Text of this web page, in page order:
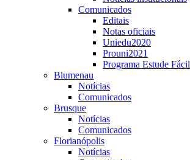
Comunicados
Editais
Notas oficiais
Uniedu2020
Prouni2021
Programa Estude Fácil
Blumenau
Notícias
Comunicados
Brusque
Notícias
Comunicados
Florianópolis
Notícias